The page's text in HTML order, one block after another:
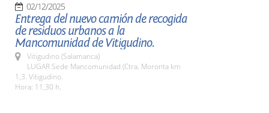
02/12/2025
Entrega del nuevo camión de recogida
de residuos urbanos a la
Mancomunidad de Vitigudino.
Vitigudino (Salamanca)
LUGAR Sede Mancomunidad (Ctra. Moronta km
1,3. Vitigudino.
Hora: 11,30 h.